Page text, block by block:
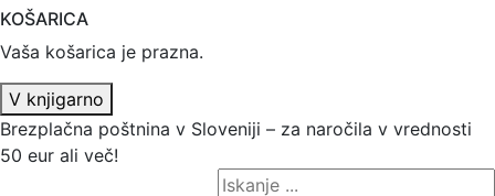
KOŠARICA
Vaša košarica je prazna.
V knjigarno
Brezplačna poštnina v Sloveniji – za naročila v vrednosti
50 eur ali več!